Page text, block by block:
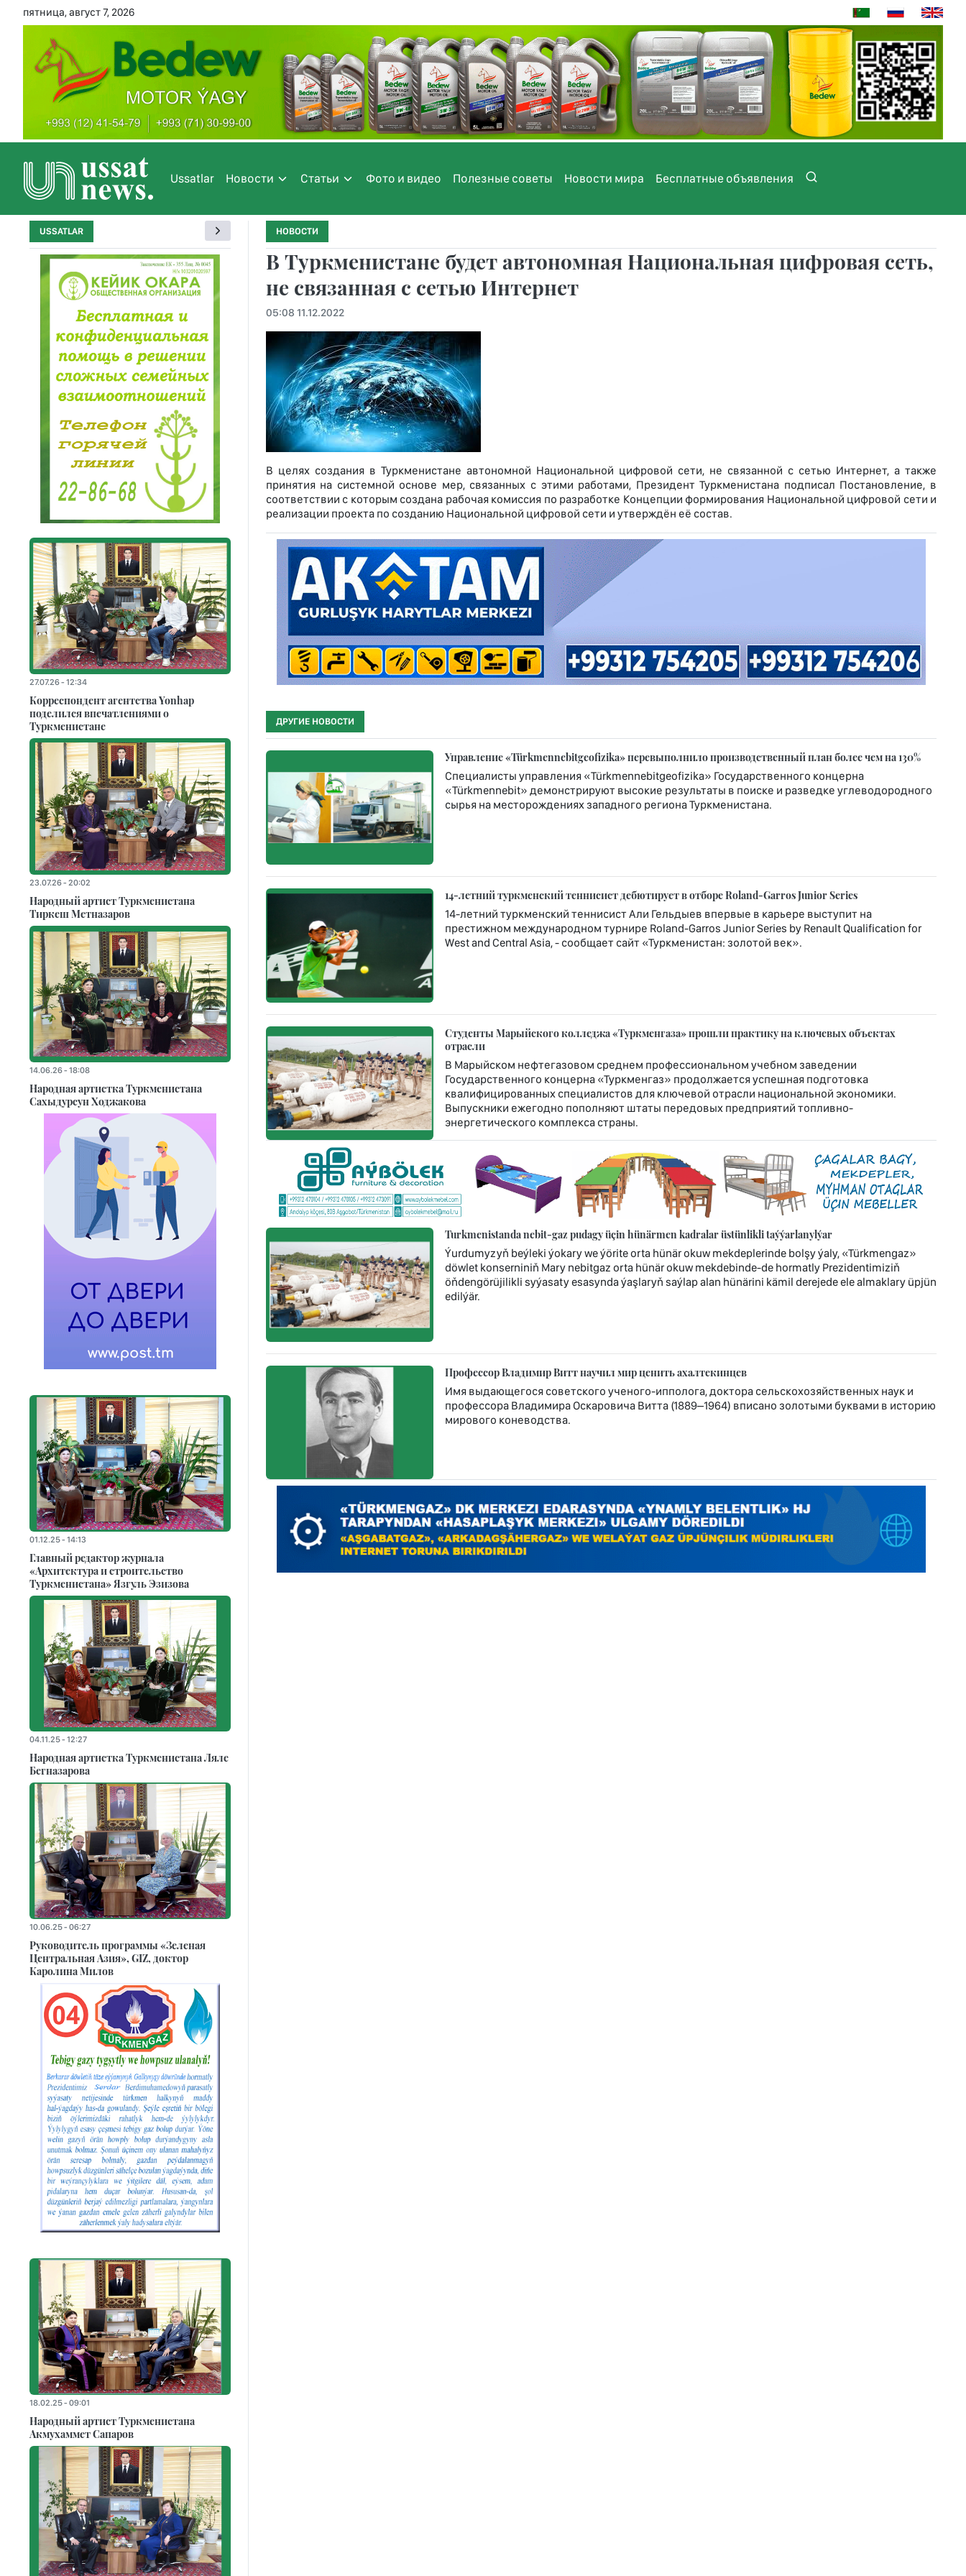
пятница, август 7, 2026
Ussatlar Новости Статьи Фото и видео Полезные советы Новости мира Бесплатные объявления
НОВОСТИ
В Туркменистане будет автономная Национальная цифровая сеть,
не связанная с сетью Интернет
05:08 11.12.2022
В целях создания в Туркменистане автономной Национальной цифровой сети, не связанной с сетью Интернет, а также
принятия на системной основе мер, связанных с этими работами, Президент Туркменистана подписал Постановление, в
соответствии с которым создана рабочая комиссия по разработке Концепции формирования Национальной цифровой сети и
реализации проекта по созданию Национальной цифровой сети и утверждён её состав.
ДРУГИЕ НОВОСТИ
Управление «Türkmennebitgeofizika» перевыполнило производственный план более чем на 130%
Специалисты управления «Türkmennebitgeofizika» Государственного концерна
«Türkmennebit» демонстрируют высокие результаты в поиске и разведке углеводородного
сырья на месторождениях западного региона Туркменистана.
14-летний туркменский теннисист дебютирует в отборе Roland-Garros Junior Series
14-летний туркменский теннисист Али Гельдыев впервые в карьере выступит на
престижном международном турнире Roland-Garros Junior Series by Renault Qualification for
West and Central Asia, - сообщает сайт «Туркменистан: золотой век».
Студенты Марыйского колледжа «Туркменгаза» прошли практику на ключевых объектах
отрасли
В Марыйском нефтегазовом среднем профессиональном учебном заведении
Государственного концерна «Туркменгаз» продолжается успешная подготовка
квалифицированных специалистов для ключевой отрасли национальной экономики.
Выпускники ежегодно пополняют штаты передовых предприятий топливно-
энергетического комплекса страны.
Turkmenistanda nebit-gaz pudagy üçin hünärmen kadralar üstünlikli taýýarlanylýar
Ýurdumyzyň beýleki ýokary we ýörite orta hünär okuw mekdeplerinde bolşy ýaly, «Türkmengaz»
döwlet konserniniň Mary nebitgaz orta hünär okuw mekdebinde-de hormatly Prezidentimiziň
öňdengörüjilikli syýasaty esasynda ýaşlaryň saýlap alan hünärini kämil derejede ele almaklary üpjün
edilýär.
Профессор Владимир Витт научил мир ценить ахалтекинцев
Имя выдающегося советского ученого-ипполога, доктора сельскохозяйственных наук и
профессора Владимира Оскаровича Витта (1889–1964) вписано золотыми буквами в историю
мирового коневодства.
USSATLAR
27.07.26 - 12:34
Корреспондент агентства Yonhap
поделился впечатлениями о
Туркменистане
23.07.26 - 20:02
Народный артист Туркменистана
Тиркеш Мeтназаров
14.06.26 - 18:08
Народная артистка Туркменистана
Сахыдурсун Ходжакова
01.12.25 - 14:13
Главный редактор журнала
«Архитектура и строительство
Туркменистана» Язгуль Эзизова
04.11.25 - 12:27
Народная артистка Туркменистана Ляле
Бегназарова
10.06.25 - 06:27
Руководитель программы «Зеленая
Центральная Азия», GIZ, доктор
Каролина Милов
18.02.25 - 09:01
Народный артист Туркменистана
Акмухаммет Сапаров